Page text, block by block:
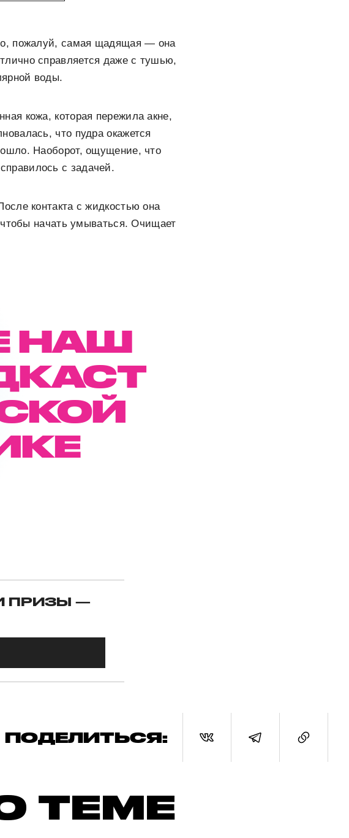
пожалуй, самая щадящая — она
справляется даже с тушью,
воды.
кожа, которая пережила акне,
что пудра окажется
Наоборот, ощущение, что
с задачей.
контакта с жидкостью она
чтобы начать умываться. Очищает
НАШ
ПРИЗЫ —
ПОДЕЛИТЬСЯ:
ТЕМЕ